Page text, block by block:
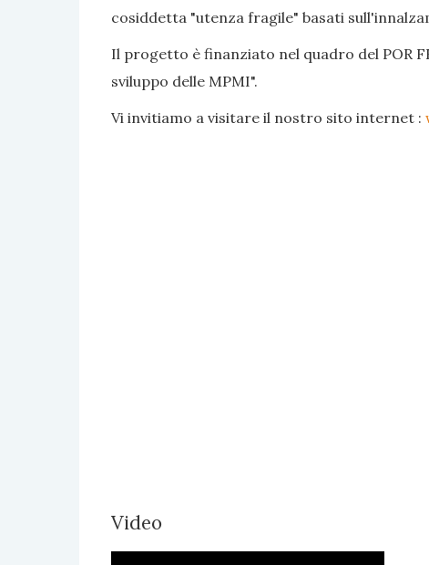
cosiddetta "utenza fragile" basati
Il progetto è finanziato nel quadro del POR
sviluppo delle MPMI".
Vi invitiamo a visitare il nostro sito internet :
Video